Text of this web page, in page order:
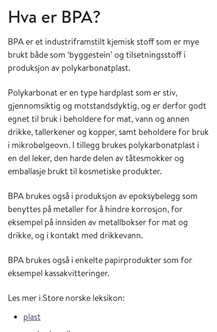
Hva er BPA?
BPA er et industriframstilt kjemisk stoff som er mye
brukt både som ‘byggestein’ og tilsetningsstoff i
produksjon av polykarbonatplast.
Polykarbonat er en type hardplast som er stiv,
gjennomsiktig og motstandsdyktig, og er derfor godt
egnet til bruk i beholdere for mat, vann og annen
drikke, tallerkener og kopper, samt beholdere for bruk
i mikrobølgeovn. I tillegg brukes polykarbonatplast i
en del leker, den harde delen av tåtesmokker og
emballasje brukt til kosmetiske produkter.
BPA brukes også i produksjon av epoksybelegg som
benyttes på metaller for å hindre korrosjon, for
eksempel på innsiden av metallbokser for mat og
drikke, og i kontakt med drikkevann.
BPA brukes også i enkelte papirprodukter som for
eksempel kassakvitteringer.
Les mer i Store norske leksikon:
plast